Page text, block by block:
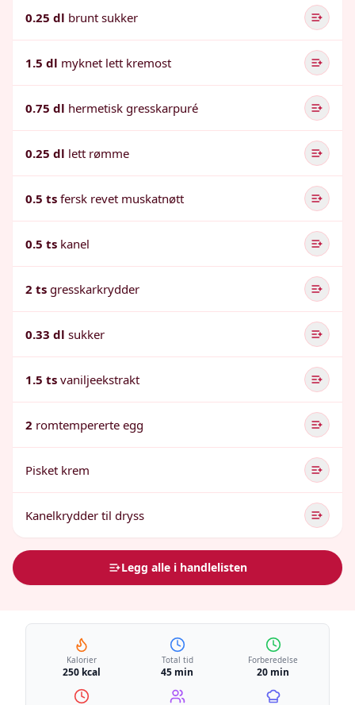
0.25 dl brunt sukker
1.5 dl myknet lett kremost
0.75 dl hermetisk gresskarpuré
0.25 dl lett rømme
0.5 ts fersk revet muskatnøtt
0.5 ts kanel
2 ts gresskarkrydder
0.33 dl sukker
1.5 ts vaniljeekstrakt
2 romtempererte egg
Pisket krem
Kanelkrydder til dryss
Legg alle i handlelisten
Kalorier
250 kcal
Total tid
45 min
Forberedelse
20 min